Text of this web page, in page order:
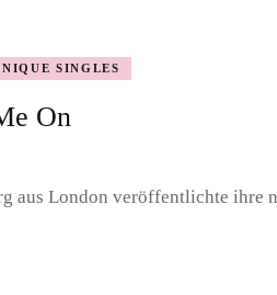
SINGLES
On
aus London veröffentlichte ihre